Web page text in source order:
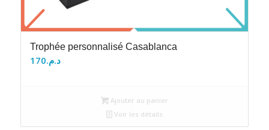
Trophée personnalisé Casablanca
د.م.170
Ajouter au panier
Voir les détails